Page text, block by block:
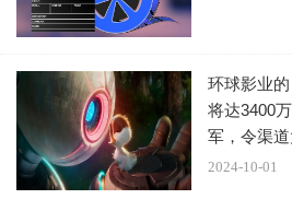
本”。
它一定就是后者，从它发布的预告
效也没有很差，或许因为大多剪辑
就只给了几个画面，导演还是给我
环球影业
将达3400
军，令渠
2024-10-01